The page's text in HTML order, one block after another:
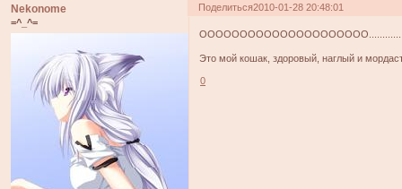
Поделиться2010-01-28 20:48:01
Nekonome
=^_^=
Это мой кошак, здоровый, наглый и
0